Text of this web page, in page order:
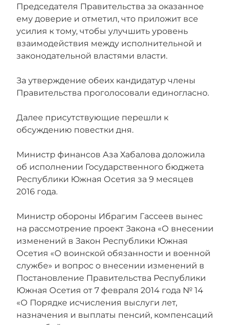
Председателя Правительства за оказанное
ему доверие и отметил, что приложит все
усилия к тому, чтобы улучшить уровень
взаимодействия между исполнительной и
законодательной властями власти.
За утверждение обеих кандидатур члены
Правительства проголосовали единогласно.
Далее присутствующие перешли к
обсуждению повестки дня.
Министр финансов Аза Хабалова доложила
об исполнении Государственного бюджета
Республики Южная Осетия за 9 месяцев
2016 года.
Министр обороны Ибрагим Гассеев вынес
на рассмотрение проект Закона «О внесении
изменений в Закон Республики Южная
Осетия «О воинской обязанности и военной
службе» и вопрос о внесении изменений в
Постановление Правительства Республики
Южная Осетия от 7 февраля 2014 года № 14
«О Порядке исчисления выслуги лет,
назначения и выплаты пенсий, компенсаций